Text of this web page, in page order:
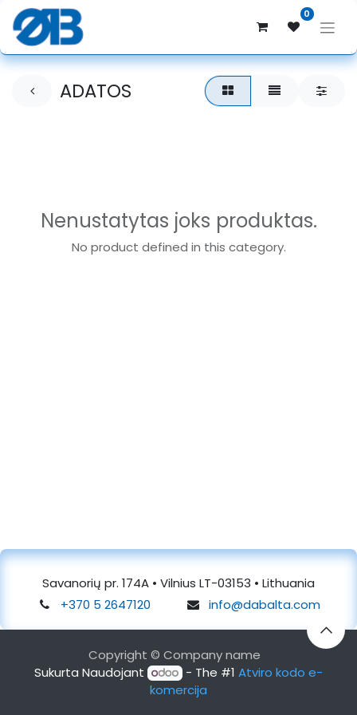
0
ADATOS
Nenustatytas joks produktas.
No product defined in this category.
Savanorių pr. 174A • Vilnius LT-03153 • Lithuania
+370 5 2647120
info@dabalta.com
Copyright © Company name
Sukurta Naudojant
- The #1 Atviro kodo e-
komercija